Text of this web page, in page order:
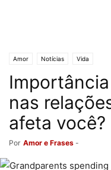
Amor Notícias Vida
nas
afeta você?
Por Amor e Frases -